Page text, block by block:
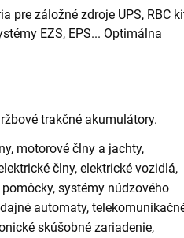
pre záložné zdroje UPS, RBC
EZS, EPS... Optimálna
trakčné akumulátory.
motorové člny a jachty,
člny, elektrické vozidlá,
systémy núdzového
automaty,
skúšobné zariadenie,